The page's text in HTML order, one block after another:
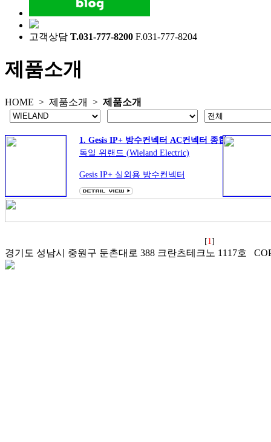
고객상담 T.031-777-8200 F.031-777-8204
제품소개
HOME > 제품소개 > 제품소개
1. Gesis IP+ 방수컨넥터 AC컨넥터 종합
독일 위랜드 (Wieland Electric)
Gesis IP+ 실외용 방수컨넥터
IP65 to IP68/ RST 20i2 ~ RST
50i5 series
[1 ]
경기도 성남시 중원구 둔촌대로 388 크란츠테크노 1117호